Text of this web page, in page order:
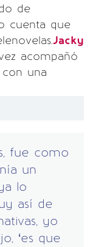
de
cuenta que
Jacky
acompañó
una
fue como
un
lo
así de
yo
‘es que